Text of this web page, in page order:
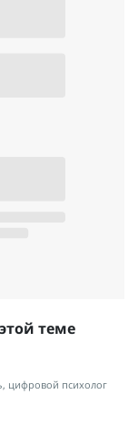
теме
цифровой психолог